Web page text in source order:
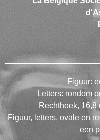
Figuur:
Letters: rondom
Rechthoek, 16,8
Figuur, letters, ovale en
een